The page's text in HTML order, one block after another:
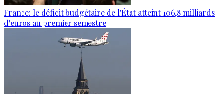
France: le déficit budgétaire de l'État atteint 106,8 milliards
d'euros au premier semestre